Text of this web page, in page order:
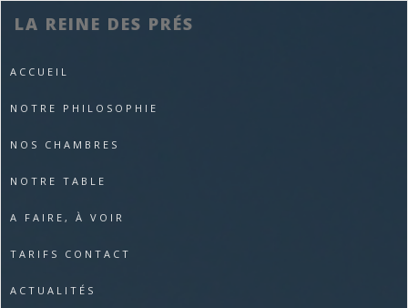
LA REINE DES PRÉS
ACCUEIL
NOTRE PHILOSOPHIE
NOS CHAMBRES
NOTRE TABLE
A FAIRE, À VOIR
TARIFS CONTACT
ACTUALITÉS